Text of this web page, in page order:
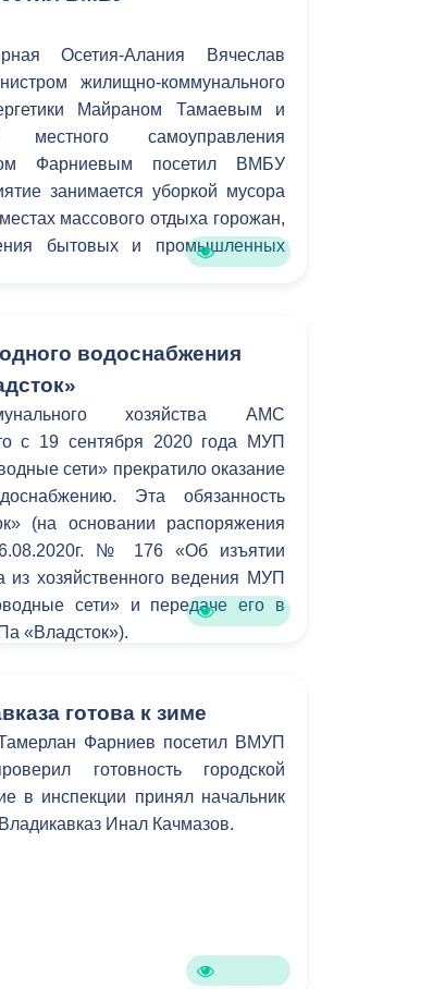
Осетия-Алания Вячеслав
жилищно-коммунального
Майраном Тамаевым и
местного самоуправления
Фарниевым посетил ВМБУ
занимается уборкой мусора
массового отдыха горожан,
бытовых и промышленных
водоснабжения
хозяйства АМС
с 19 сентября 2020 года МУП
сети» прекратило оказание
Эта обязанность
(на основании распоряжения
№ 176 «Об изъятии
из хозяйственного ведения МУП
сети» и передаче его в
«Владсток»).
готова к зиме
Фарниев посетил ВМУП
готовность городской
в инспекции принял начальник
Инал Качмазов.